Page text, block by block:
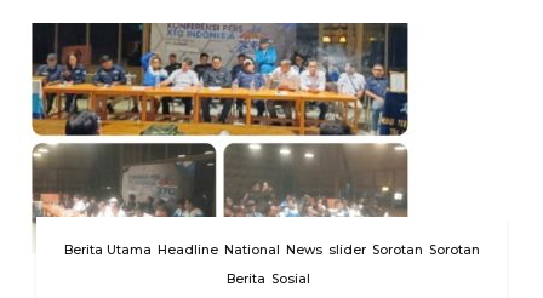
Berita Utama Headline National News slider Sorotan Sorotan
Berita Sosial